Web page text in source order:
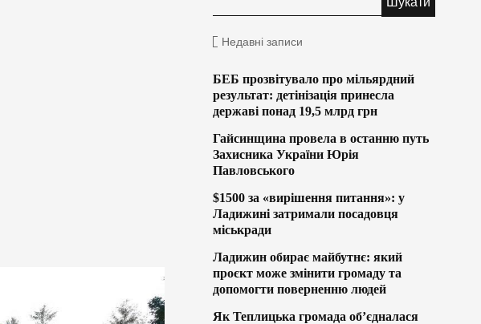
Недавні записи
БЕБ прозвітувало про мільярдний
результат: детінізація принесла
державі понад 19,5 млрд грн
Гайсинщина провела в останню путь
Захисника України Юрія
Павловського
$1500 за «вирішення питання»: у
Ладижині затримали посадовця
міськради
Ладижин обирає майбутнє: який
проєкт може змінити громаду та
допомогти поверненню людей
Як Теплицька громада об’єдналася